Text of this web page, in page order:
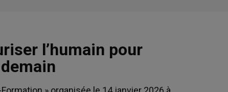
l’humain pour